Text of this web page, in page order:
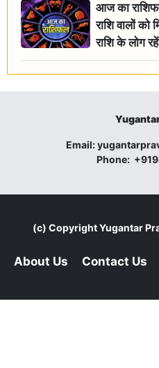
आज का
राशि वालों
राशि के लोग
Email:
Phone:
(c) CopyrightYugantar
About Us Contact Us